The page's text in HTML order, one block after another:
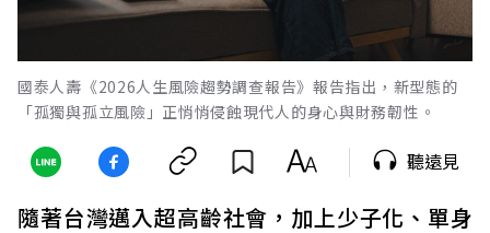
國泰人壽《2026人生風險趨勢調查報告》報告指出，新型態的
「孤獨與孤立風險」正悄悄侵蝕現代人的身心與財務韌性。
聽遠見
隨著台灣邁入超高齡社會，加上少子化、單身